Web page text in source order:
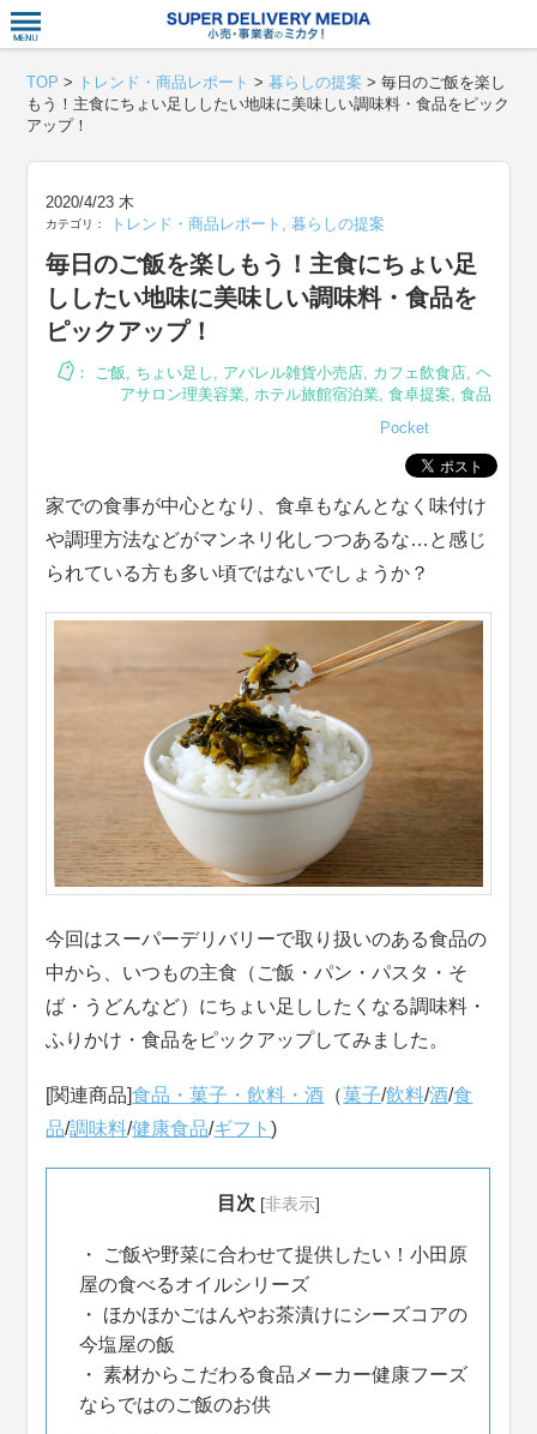
TOP > トレンド・商品レポート >暮らしの提案 >毎日のご飯を楽し
もう！主食にちょい足ししたい地味に美味しい調味料・食品をピック
アップ！
2020/4/23 木
カテゴリ： トレンド・商品レポート ,暮らしの提案
毎日のご飯を楽しもう！主食にちょい足
ししたい地味に美味しい調味料・食品を
ピックアップ！
： ご飯, ちょい足し , アパレル雑貨小売店, カフェ飲食店, ヘ
アサロン理美容業, ホテル旅館宿泊業, 食卓提案, 食品
Pocket
家での食事が中心となり、食卓もなんとなく味付け
や調理方法などがマンネリ化しつつあるな…と感じ
られている方も多い頃ではないでしょうか？
今回はスーパーデリバリーで取り扱いのある食品の
中から、いつもの主食（ご飯・パン・パスタ・そ
ば・うどんなど）にちょい足ししたくなる調味料・
ふりかけ・食品をピックアップしてみました。
[関連商品]食品・菓子・飲料・酒 （菓子/飲料/酒/食
品/調味料/健康食品/ギフト)
目次 [非表示]
ご飯や野菜に合わせて提供したい！小田原
屋の食べるオイルシリーズ
ほかほかごはんやお茶漬けにシーズコアの
今塩屋の飯
素材からこだわる食品メーカー健康フーズ
ならではのご飯のお供